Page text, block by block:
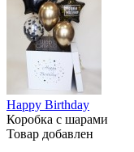
Happy Birthday
Коробка с шарами
Товар добавлен